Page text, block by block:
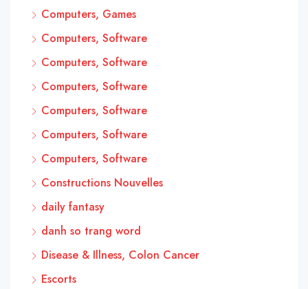
Computers, Games
Computers, Software
Computers, Software
Computers, Software
Computers, Software
Computers, Software
Computers, Software
Constructions Nouvelles
daily fantasy
danh so trang word
Disease & Illness, Colon Cancer
Escorts